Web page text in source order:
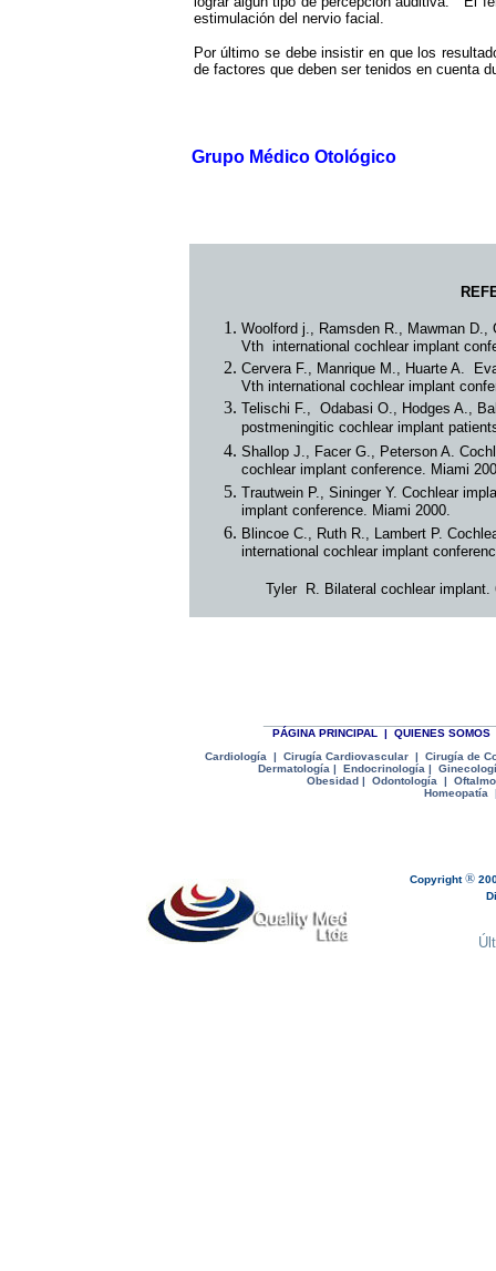
estimulación del nervio facial.
Por último se debe insistir en que los
de factores que deben ser tenidos en cuenta
Grupo Médico Otológico
Woolford j., Ramsden R., Mawman
Vth international cochlear implant
Cervera F., Manrique M., Huarte A.
Vth international cochlear implant
Telischi F., Odabasi O., Hodges A.,
postmeningitic cochlear implant
Shallop J., Facer G., Peterson A.
cochlear implant conference. Miami
Trautwein P., Sininger Y. Cochlear
implant conference. Miami 2000.
Blincoe C., Ruth R., Lambert P.
international cochlear implant
Tyler R. Bilateral cochlear implant.
PÁGINA PRINCIPAL | QUIENES SOMOS
Cardiología
| Cirugía Cardiovascular |
Cirugía de
Dermatología | Endocrinología |
Ginecologí
Obesidad | Odontología |
Homeopatía
Copyright®